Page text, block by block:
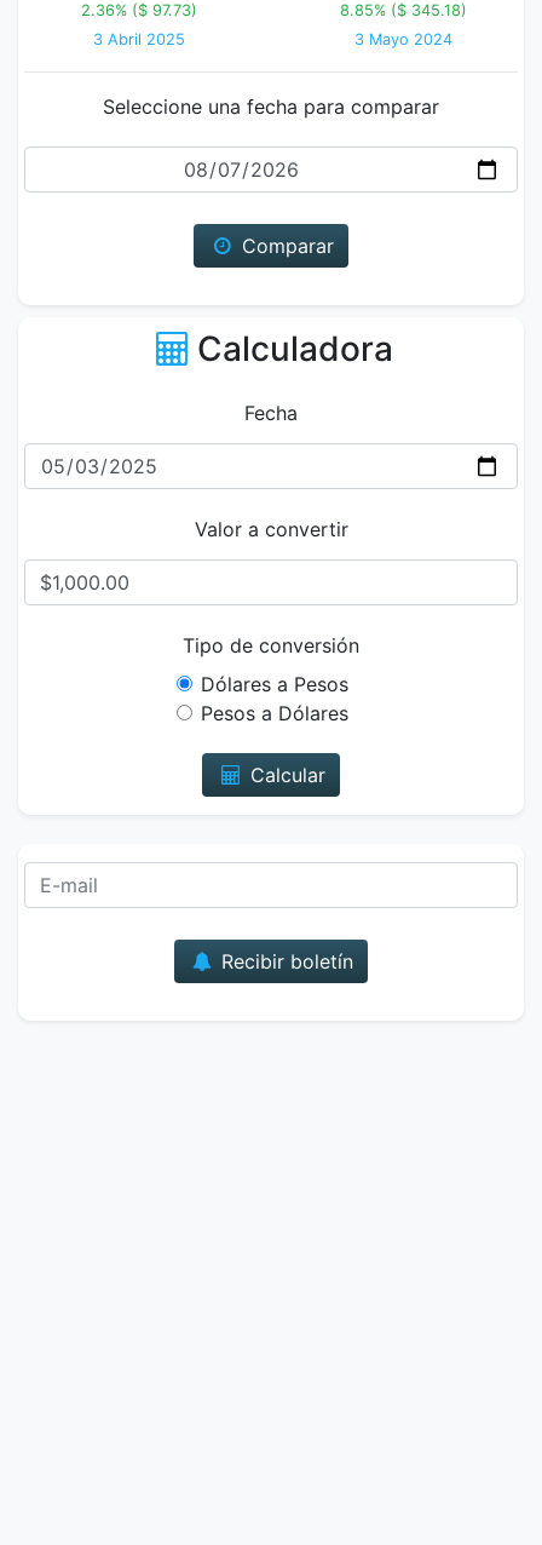
2.36% ($ 97.73)
3 Abril 2025
8.85% ($ 345.18)
3 Mayo 2024
Seleccione una fecha para comparar
Fecha
Comparar
Calculadora
Fecha
Valor a convertir
Tipo de conversión
Dólares a Pesos
Pesos a Dólares
Calcular
Recibir boletín